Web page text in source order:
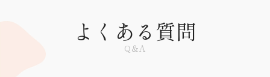
よくある質問
Q＆A